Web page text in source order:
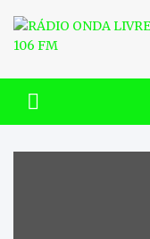
content
RÁDIO
FM